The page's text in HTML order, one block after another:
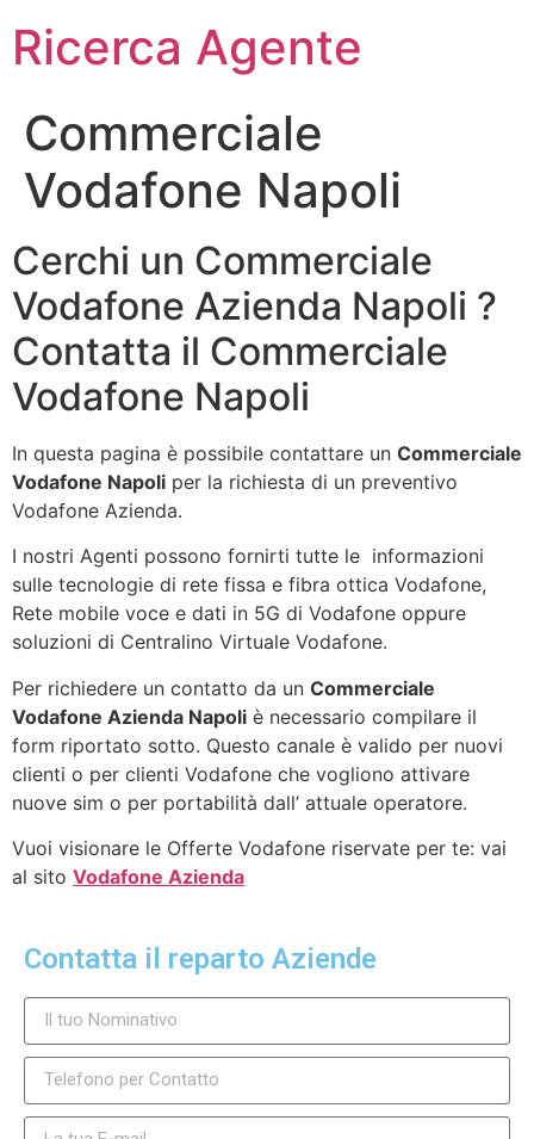
Ricerca Agente
Commerciale
Vodafone Napoli
Cerchi un Commerciale
Vodafone Azienda Napoli ?
Contatta il Commerciale
Vodafone Napoli
In questa pagina è possibile contattare un Commerciale
Vodafone Napoli per la richiesta di un preventivo
Vodafone Azienda.
I nostri Agenti possono fornirti tutte le informazioni
sulle tecnologie di rete fissa e fibra ottica Vodafone,
Rete mobile voce e dati in 5G di Vodafone oppure
soluzioni di Centralino Virtuale Vodafone.
Per richiedere un contatto da un Commerciale
Vodafone Azienda Napoli è necessario compilare il
form riportato sotto. Questo canale è valido per nuovi
clienti o per clienti Vodafone che vogliono attivare
nuove sim o per portabilità dall’ attuale operatore.
Vuoi visionare le Offerte Vodafone riservate per te: vai
al sito Vodafone Azienda
Contatta il reparto Aziende